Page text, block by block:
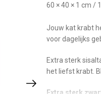
60 × 40 × 1 cm /
Jouw kat krabt
voor dagelijks
Extra sterk
het liefst krabt.